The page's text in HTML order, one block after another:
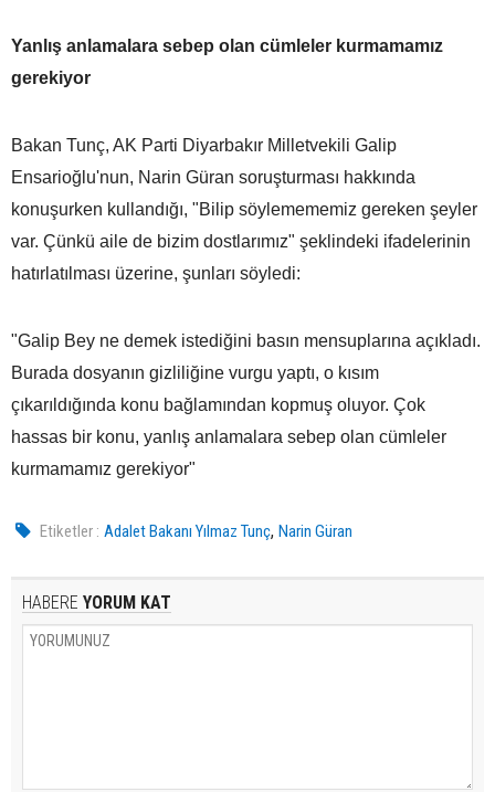
Yanlış anlamalara sebep olan cümleler kurmamamız
gerekiyor
Bakan Tunç, AK Parti Diyarbakır Milletvekili Galip
Ensarioğlu'nun, Narin Güran soruşturması hakkında
konuşurken kullandığı, "Bilip söylemememiz gereken şeyler
var. Çünkü aile de bizim dostlarımız" şeklindeki ifadelerinin
hatırlatılması üzerine, şunları söyledi:
"Galip Bey ne demek istediğini basın mensuplarına açıkladı.
Burada dosyanın gizliliğine vurgu yaptı, o kısım
çıkarıldığında konu bağlamından kopmuş oluyor. Çok
hassas bir konu, yanlış anlamalara sebep olan cümleler
kurmamamız gerekiyor"
Etiketler : Adalet Bakanı Yılmaz Tunç,Narin Güran
HABERE YORUM KAT